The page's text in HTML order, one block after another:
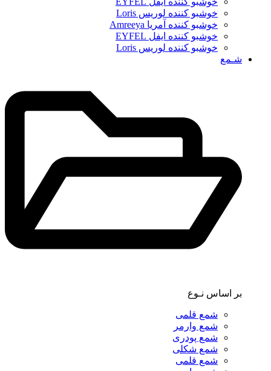
خوشبو کننده لوریس Loris
خوشبو کننده آمریا Amreeya
خوشبو کننده ایفل EYFEL
خوشبو کننده لوریس Loris
شـمع
بر اساس نـوع
شمع قلمی
شمع وارمر
شمع پودری
شمع شکلی
شمع قلمی